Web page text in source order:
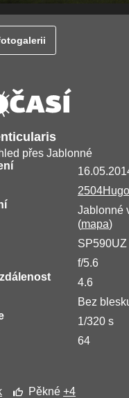
přes Jablonné
2504Hugo
Jablonné
(mapa)
SP590UZ
f/5.6
4.6
Bez
1/320 s
64
Pěkné+4